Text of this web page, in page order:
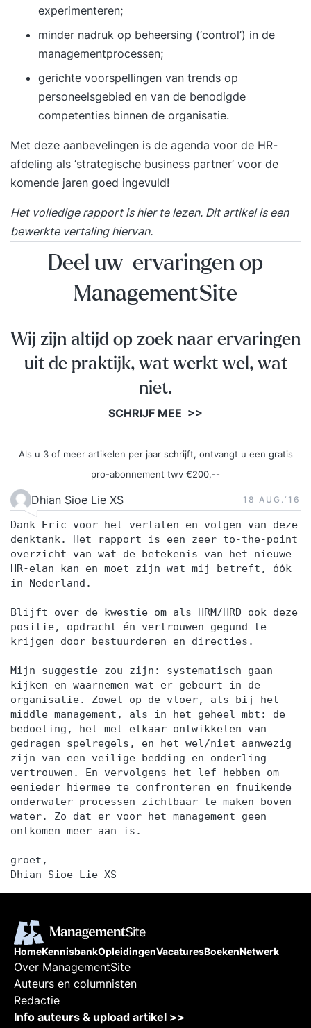
experimenteren;
minder nadruk op beheersing (‘control’) in de
managementprocessen;
gerichte voorspellingen van trends op
personeelsgebied en van de benodigde
competenties binnen de organisatie.
Met deze aanbevelingen is de agenda voor de HR-
afdeling als ‘strategische business partner’ voor de
komende jaren goed ingevuld!
Het volledige rapport is hierte lezen. Dit artikel is een
bewerkte vertaling hiervan.
Deel uw ervaringen op
ManagementSite
Wij zijn altijd op zoek naar ervaringen
uit de praktijk, wat werkt wel, wat
niet.
SCHRIJF MEE >>
Als u 3 of meer artikelen per jaar schrijft, ontvangt u een gratis
pro-abonnement twv €200,--
Dhian Sioe Lie XS 18 AUG.‘16
Dank Eric voor het vertalen en volgen van deze
denktank. Het rapport is een zeer to-the-point
overzicht van wat de betekenis van het nieuwe
HR-elan kan en moet zijn wat mij betreft, óók
in Nederland.
Blijft over de kwestie om als HRM/HRD ook deze
positie, opdracht én vertrouwen gegund te
krijgen door bestuurderen en directies.
Mijn suggestie zou zijn: systematisch gaan
kijken en waarnemen wat er gebeurt in de
organisatie. Zowel op de vloer, als bij het
middle management, als in het geheel mbt: de
bedoeling, het met elkaar ontwikkelen van
gedragen spelregels, en het wel/niet aanwezig
zijn van een veilige bedding en onderling
vertrouwen. En vervolgens het lef hebben om
eenieder hiermee te confronteren en fnuikende
onderwater-processen zichtbaar te maken boven
water. Zo dat er voor het management geen
ontkomen meer aan is.
groet,
Dhian Sioe Lie XS
HomeKennisbankOpleidingenVacaturesBoekenNetwerk
Over ManagementSite
Auteurs en columnisten
Redactie
Info auteurs & upload artikel >>